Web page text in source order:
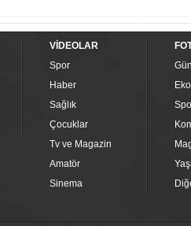
VİDEOLAR
Spor
Haber
Sağlık
Çocuklar
Tv ve Magazin
Amatör
Sinema